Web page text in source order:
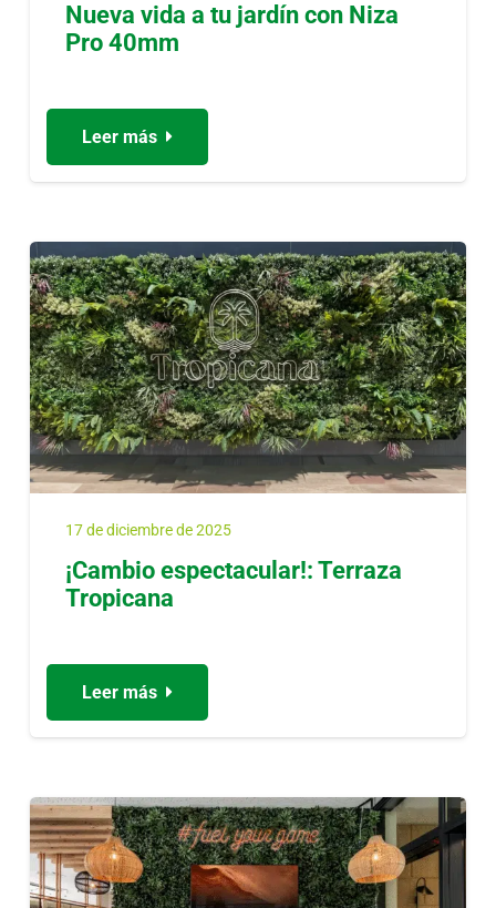
Nueva vida a tu jardín con Niza
Pro 40mm
Leer más
17 de diciembre de 2025
¡Cambio espectacular!: Terraza
Tropicana
Leer más